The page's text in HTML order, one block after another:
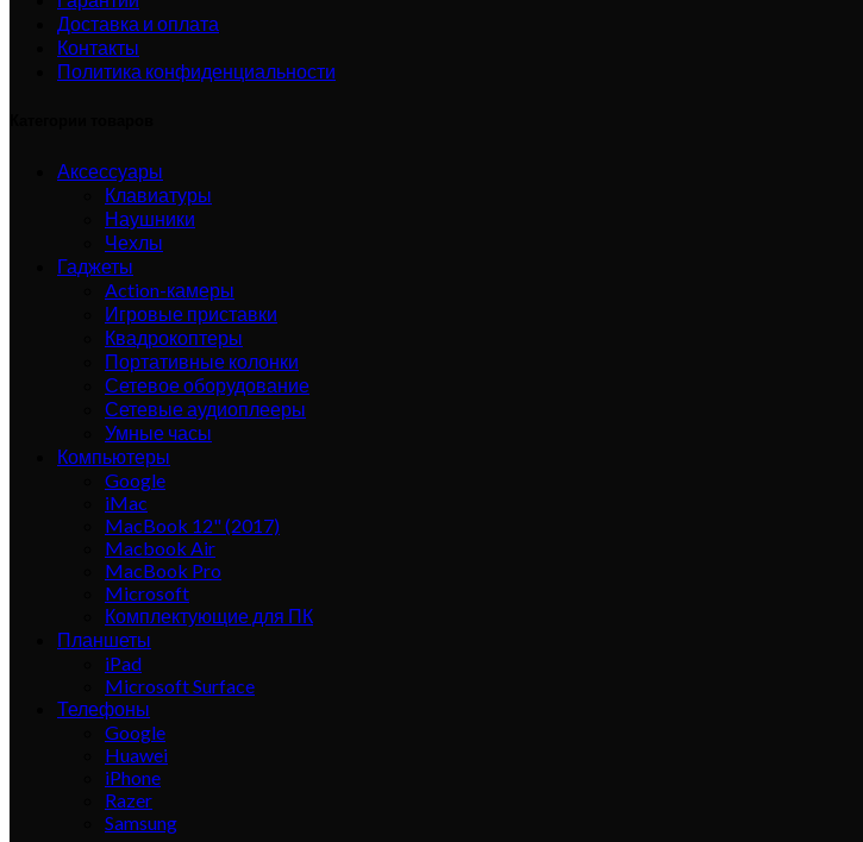
Доставка и оплата
Контакты
Политика конфиденциальности
Аксессуары
Клавиатуры
Наушники
Чехлы
Гаджеты
Action-камеры
Игровые приставки
Квадрокоптеры
Портативные колонки
Сетевое оборудование
Сетевые аудиоплееры
Умные часы
Компьютеры
Google
iMac
MacBook 12" (2017)
Macbook Air
MacBook Pro
Microsoft
Комплектующие для ПК
Планшеты
iPad
Microsoft Surface
Телефоны
Google
Huawei
iPhone
Razer
Samsung